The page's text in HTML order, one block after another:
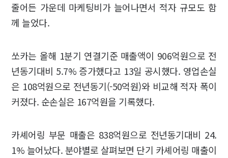
줄어든 가운데 마케팅비가 늘어나면서 적자 규모도 함
께 늘었다.
쏘카는 올해 1분기 연결기준 매출액이 906억원으로 전
년동기대비 5.7% 증가했다고 13일 공시했다. 영업손실
은 108억원으로 전년동기(-50억원)와 비교해 적자 폭이
커졌다. 순손실은 167억원을 기록했다.
카셰어링 부문 매출은 838억원으로 전년동기대비 24.
1% 늘어났다. 분야별로 살펴보면 단기 카셰어링 매출이